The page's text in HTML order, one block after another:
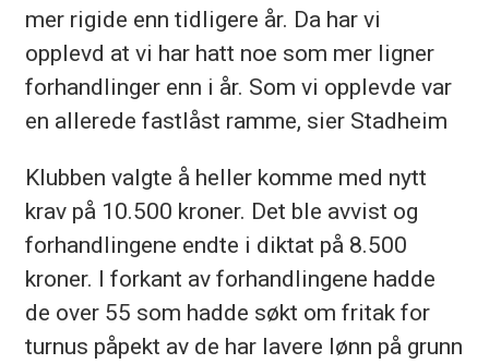
mer rigide enn tidligere år. Da har vi
opplevd at vi har hatt noe som mer ligner
forhandlinger enn i år. Som vi opplevde var
en allerede fastlåst ramme, sier Stadheim
Klubben valgte å heller komme med nytt
krav på 10.500 kroner. Det ble avvist og
forhandlingene endte i diktat på 8.500
kroner. I forkant av forhandlingene hadde
de over 55 som hadde søkt om fritak for
turnus påpekt av de har lavere lønn på grunn